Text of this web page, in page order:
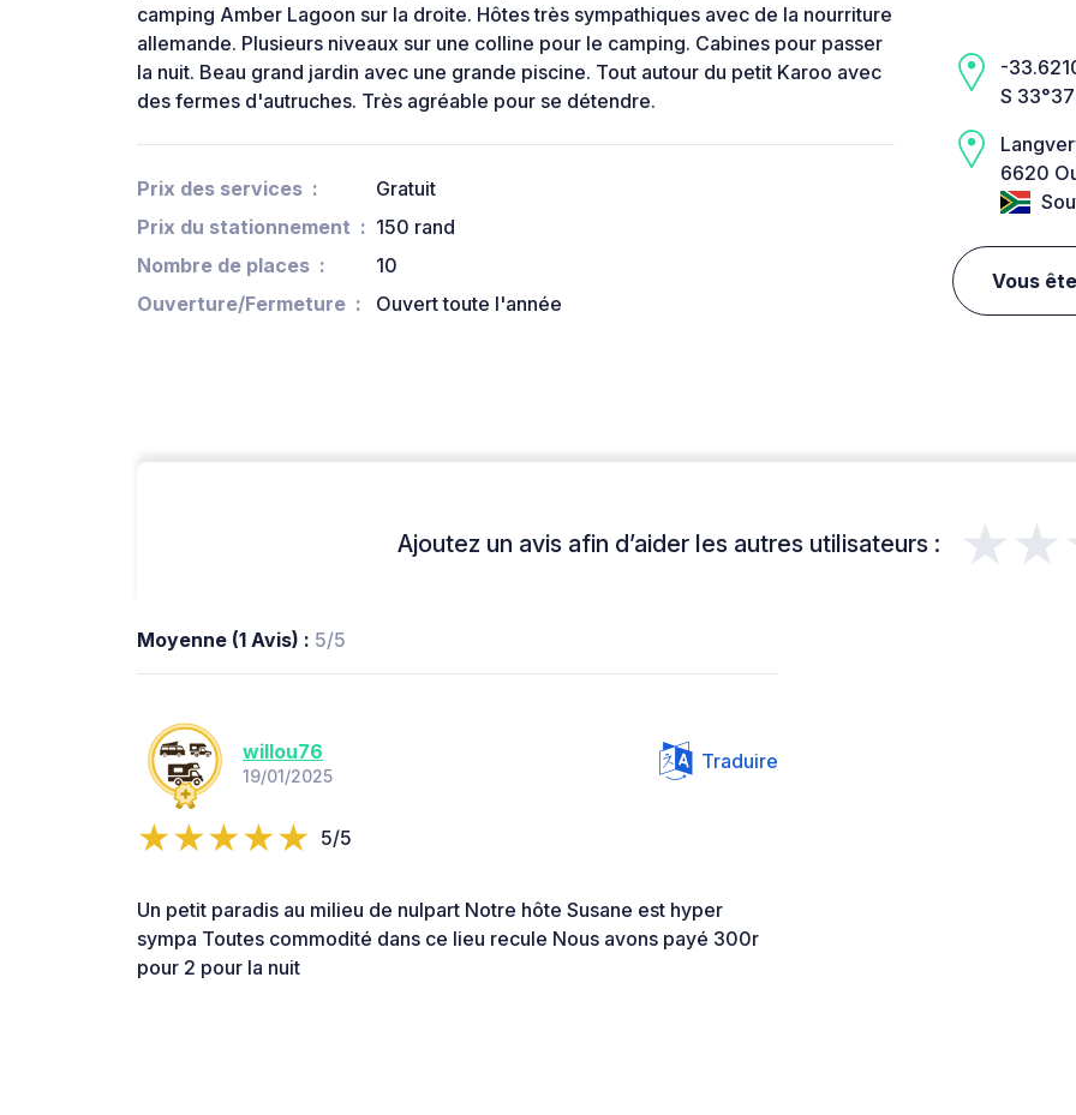
camping Amber Lagoon sur la droite. Hôtes très sympathiques avec de la nourriture
allemande. Plusieurs niveaux sur une colline pour le camping. Cabines pour passer
la nuit. Beau grand jardin avec une grande piscine. Tout autour du petit Karoo avec
des fermes d'autruches. Très agréable pour se détendre.
Prix des services
Gratuit
Prix du stationnement
150 rand
Nombre de places
10
Ouverture/Fermeture
Ouvert toute l'année
-
S
6620
Vous
Ajoutez un avis afin d’aider les autres utilisateurs :
Moyenne (1 Avis) : 5/5
willou76
19/01/2025
Traduire
5/5
Un petit paradis au milieu de nulpart Notre hôte Susane est hyper
sympa Toutes commodité dans ce lieu recule Nous avons payé 300r
pour 2 pour la nuit